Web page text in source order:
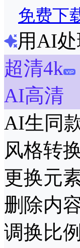
免费下
用AI
超清4k
AI高清
AI生同
风格转
更换元
删除内
调换比例